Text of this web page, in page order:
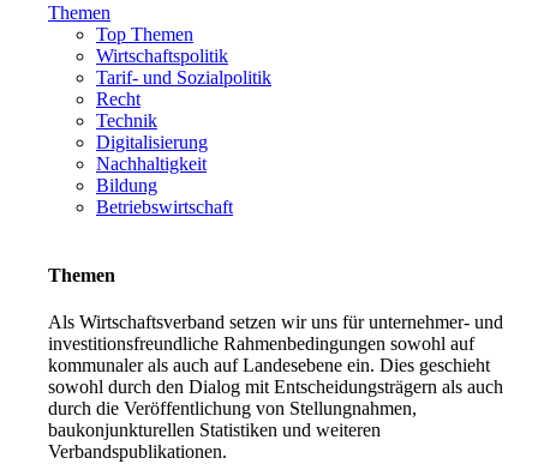
Themen
Top Themen
Wirtschaftspolitik
Tarif- und Sozialpolitik
Recht
Technik
Digitalisierung
Nachhaltigkeit
Bildung
Betriebswirtschaft
Themen
Als Wirtschaftsverband setzen wir uns für unternehmer- und
investitionsfreundliche Rahmenbedingungen sowohl auf
kommunaler als auch auf Landesebene ein. Dies geschieht
sowohl durch den Dialog mit Entscheidungsträgern als auch
durch die Veröffentlichung von Stellungnahmen,
baukonjunkturellen Statistiken und weiteren
Verbandspublikationen.